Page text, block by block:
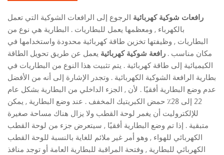
رافعات شوكية كهربائية الرجوع إلى الرافعات الشوكية التي تعمل
بالكهرباء , ومعظمها يعمل للبطاريات . البطارية هي نوع من
البطاريات , وظيفتها تخزين طاقة كهربائية محدودة واستخدامها في
مكان مناسب . رافعة شوكية كهربائية يعمل عن طريق تحويل الطاقة
الكيميائية إلى طاقة كهربائية . يتم تثبيت هذا النوع من البطاريات في
بطارية الرافعة الشوكية الكهربائية . وتجدر الإشارة إلى أنه من الأفضل
عدم وضع البطارية أفقيًا . لأن , الجزء الداخلي من البطارية بشكل عام
22 إلى 28٪ حمض الكبريتيك المخفف . عند وضع البطارية , يمكن
للإلكتروليت أن يغمر لوحة القطب ولا يزال هناك مساحة صغيرة
متبقية . إذا تم وضع البطارية أفقيًا , سيتعرض جزء من لوحة القطب
الكهربائي للهواء , وهو أمر غير ملائم للغاية بالنسبة للوحة القطب
الكهربائي للبطارية , وفتحة المراقبة للبطارية العامة أو توجد منافذ